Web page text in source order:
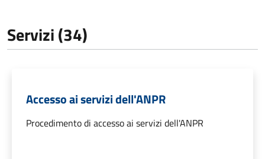
Servizi (34)
Accesso ai servizi dell'ANPR
Procedimento di accesso ai servizi dell'ANPR